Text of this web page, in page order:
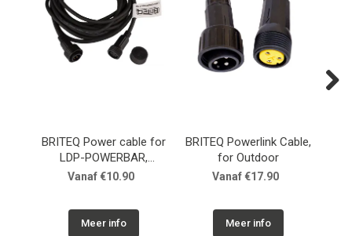
BRITEQ Power cable for
LDP-POWERBAR,
COBWASH 50/60TC
Vanaf €10.90
Meer info
BRITEQ Powerlink Cable,
for Outdoor
Vanaf €17.90
Meer info